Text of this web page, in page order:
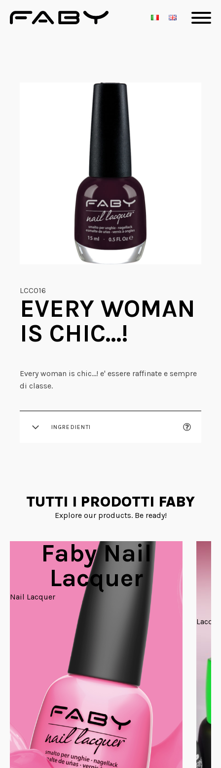
LCC016
EVERY WOMAN
IS CHIC…!
Every woman is chic…! e' essere raffinate e sempre
di classe.
INGREDIENTI
TUTTI I PRODOTTI FABY
Explore our products. Be ready!
Faby Nail
Lacquer
Nail Lacquer